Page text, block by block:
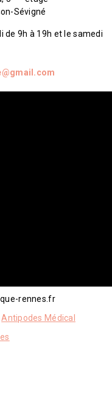
Sévigné
de 9h à 19h et le samedi
rennes.fr
Antipodes Médical